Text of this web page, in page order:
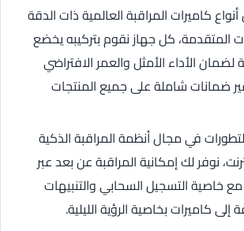
كاميرات المراقبة العالمية ذات الدقة
المتقدمة، كل جهاز نقوم بتركيبه يخضع
لضمان الأداء الأمثل والعمر الافتراضي
ضمانات شاملة على جميع المنتجات
في مجال أنظمة المراقبة الذكية
نوفر لك إمكانية المراقبة عن بعد عبر
خاصية التسجيل السحابي والتنبيهات
إلى كاميرات بخاصية الرؤية الليلية.